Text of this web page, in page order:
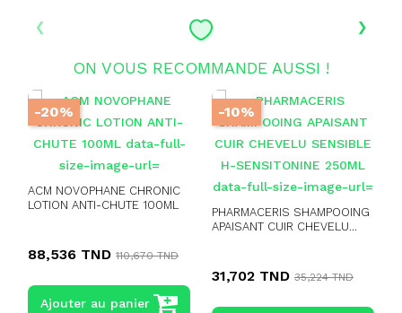
ON VOUS RECOMMANDE AUSSI !
-20%
ACM NOVOPHANE CHRONIC
LOTION ANTI-CHUTE 100ML
88,536 TND 110,670 TND
Ajouter au panier
-10%
PHARMACERIS SHAMPOOING
APAISANT CUIR CHEVELU...
31,702 TND 35,224 TND
‹ ›